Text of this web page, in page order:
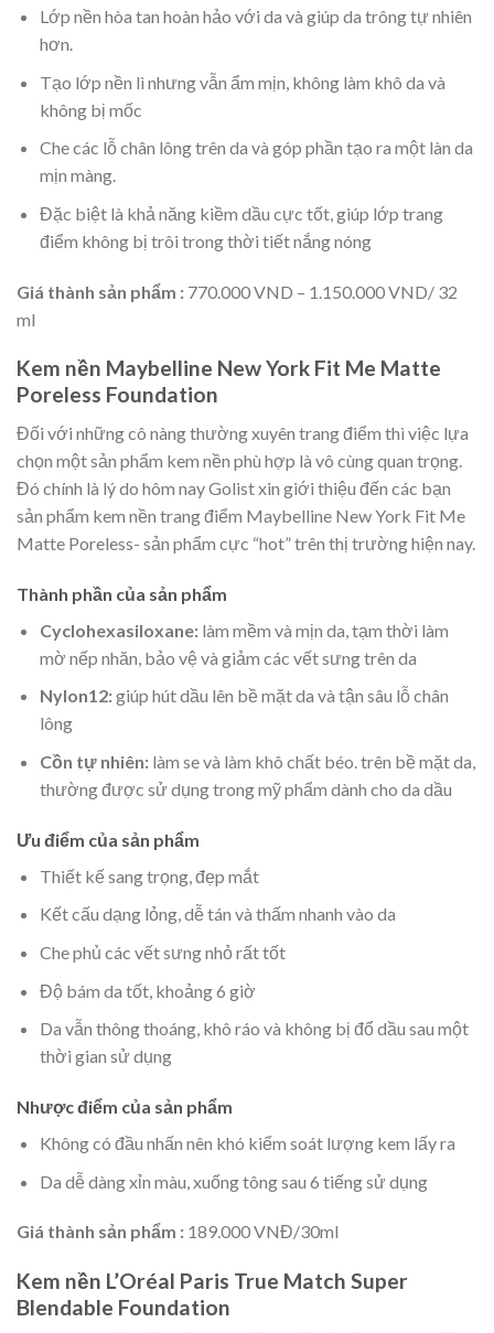
Lớp nền hòa tan hoàn hảo với da và giúp da trông tự nhiên
hơn.
Tạo lớp nền lì nhưng vẫn ẩm mịn, không làm khô da và
không bị mốc
Che các lỗ chân lông trên da và góp phần tạo ra một làn da
mịn màng.
Đặc biệt là khả năng kiềm dầu cực tốt, giúp lớp trang
điểm không bị trôi trong thời tiết nắng nóng
Giá thành sản phẩm : 770.000 VND – 1.150.000 VND/ 32
ml
Kem nền Maybelline New York Fit Me Matte
Poreless Foundation
Đối với những cô nàng thường xuyên trang điểm thì việc lựa
chọn một sản phẩm kem nền phù hợp là vô cùng quan trọng.
Đó chính là lý do hôm nay Golist xin giới thiệu đến các bạn
sản phẩm kem nền trang điểm Maybelline New York Fit Me
Matte Poreless- sản phẩm cực “hot” trên thị trường hiện nay.
Thành phần của sản phẩm
Cyclohexasiloxane: làm mềm và mịn da, tạm thời làm
mờ nếp nhăn, bảo vệ và giảm các vết sưng trên da
Nylon12:giúp hút dầu lên bề mặt da và tận sâu lỗ chân
lông
Cồn tự nhiên: làm se và làm khô chất béo. trên bề mặt da,
thường được sử dụng trong mỹ phẩm dành cho da dầu
Ưu điểm của sản phẩm
Thiết kế sang trọng, đẹp mắt
Kết cấu dạng lỏng, dễ tán và thấm nhanh vào da
Che phủ các vết sưng nhỏ rất tốt
Độ bám da tốt, khoảng 6 giờ
Da vẫn thông thoáng, khô ráo và không bị đổ dầu sau một
thời gian sử dụng
Nhược điểm của sản phẩm
Không có đầu nhấn nên khó kiểm soát lượng kem lấy ra
Da dễ dàng xỉn màu, xuống tông sau 6 tiếng sử dụng
Giá thành sản phẩm : 189.000 VNĐ/30ml
Kem nền L’Oréal Paris True Match Super
Blendable Foundation